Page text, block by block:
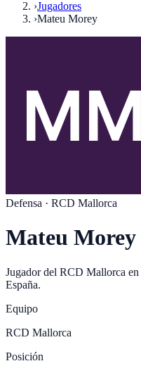
›Jugadores
›Mateu Morey
Defensa · RCD Mallorca
Mateu Morey
Jugador del RCD Mallorca en
España.
Equipo
RCD Mallorca
Posición